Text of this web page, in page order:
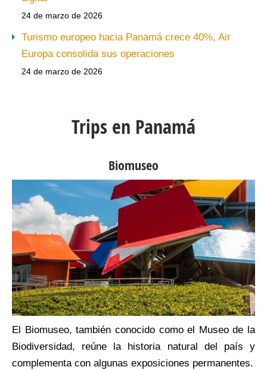
24 de marzo de 2026
Turismo europeo hacia Panamá crece 40%, Air
Europa consolida sus operaciones
24 de marzo de 2026
Trips en Panamá
Biomuseo
El Biomuseo, también conocido como el Museo de la
Biodiversidad, reúne la historia natural del país y
complementa con algunas exposiciones permanentes.